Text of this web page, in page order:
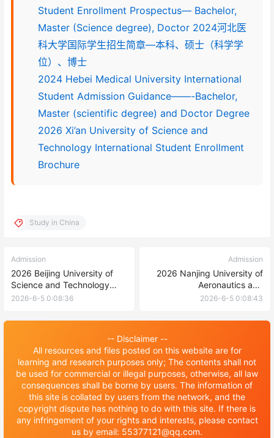
Student Enrollment Prospectus— Bachelor,
Master (Science degree), Doctor 2024河北医
科大学国际学生招生简章—本科、硕士（科学学
位）、博士
2024 Hebei Medical University International
Student Admission Guidance——-Bachelor,
Master (scientific degree) and Doctor Degree
2026 Xi’an University of Science and
Technology International Student Enrollment
Brochure
Study in China
Admission
2026 Beijing University of
Science and Technology
Application Guide for
2026-6-5 0:08:36
Admission
2026 Nanjing University of
Aeronautics and
Astronautics International
Enrollment Prospectus 2026
2026-6-5 0:08:43
-- Disclaimer --
All resources and files posted on this website are for
learning and research purposes only; The contents shall not
be used for commercial or illegal purposes, otherwise, all law
consequences shall be borne by users. The information of
this site is collated by users from the network, and the
copyright dispute has nothing to do with this site. If there is
any infringement of your rights and interests, please contact
us by email: 55377121@qq.com.